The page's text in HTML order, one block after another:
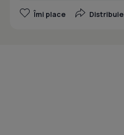
Îmi place Distribuie